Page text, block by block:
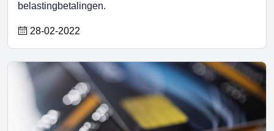
belastingbetalingen.
28-02-2022